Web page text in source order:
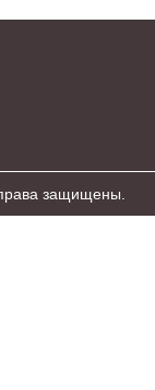
защищены.